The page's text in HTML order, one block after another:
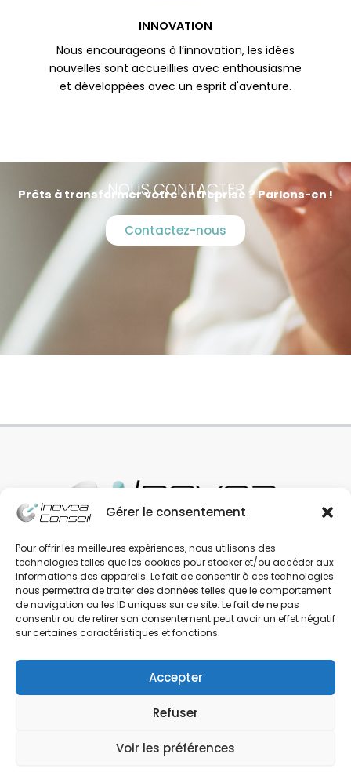
Gérer le consentement
Pour offrir les meilleures expériences, nous utilisons des
technologies telles que les cookies pour stocker et/ou accéder aux
informations des appareils. Le fait de consentir à ces technologies
nous permettra de traiter des données telles que le comportement
de navigation ou les ID uniques sur ce site. Le fait de ne pas
consentir ou de retirer son consentement peut avoir un effet négatif
sur certaines caractéristiques et fonctions.
Accepter
Refuser
Voir les préférences
INNOVATION
Nous encourageons à l’innovation, les idées
nouvelles sont accueillies avec enthousiasme
et développées avec un esprit d'aventure.
NOUS CONTACTER
Prêts à transformer votre entreprise ? Parlons-en !
Contactez-nous
Spécialistes en solutions ERP/CRM Dolibarr,
Inovea Conseil vous offre une gamme complète
de services conçus pour optimiser votre
activité.